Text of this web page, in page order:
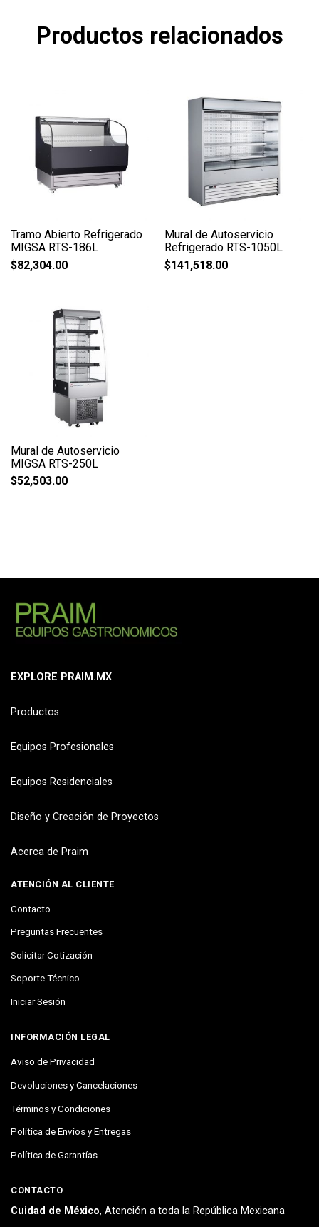
Productos relacionados
Tramo Abierto Refrigerado
MIGSA RTS-186L
$82,304.00
Mural de Autoservicio
Refrigerado RTS-1050L
$141,518.00
Mural de Autoservicio
MIGSA RTS-250L
$52,503.00
EXPLORE PRAIM.MX
Productos
Equipos Profesionales
Equipos Residenciales
Diseño y Creación de Proyectos
Acerca de Praim
ATENCIÓN AL CLIENTE
Contacto
Preguntas Frecuentes
Solicitar Cotización
Soporte Técnico
Iniciar Sesión
INFORMACIÓN LEGAL
Aviso de Privacidad
Devoluciones y Cancelaciones
Términos y Condiciones
Política de Envíos y Entregas
Política de Garantías
CONTACTO
Cuidad de México, Atención a toda la República Mexicana